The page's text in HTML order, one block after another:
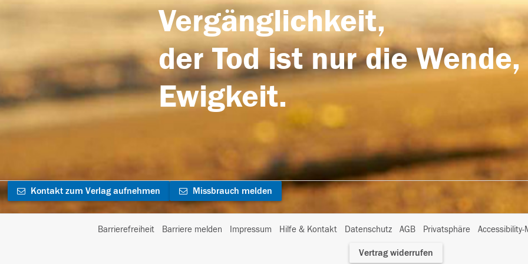
Vergänglichkeit,
der Tod ist nur die
Ewigkeit.
Kontakt zum Verlag aufnehmen Missbrauch melden
Barrierefreiheit Barriere melden Impressum Hilfe & Kontakt Datenschutz AGB Privatsphäre
I
Vertrag widerrufen